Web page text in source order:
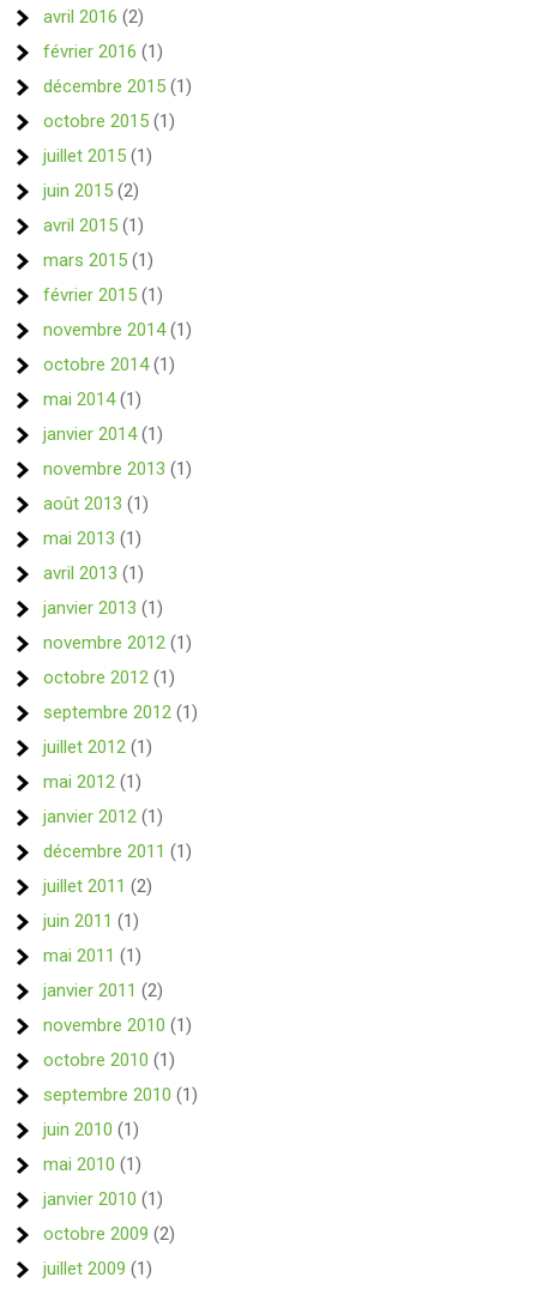
avril 2016 (2)
février 2016 (1)
décembre 2015 (1)
octobre 2015 (1)
juillet 2015 (1)
juin 2015 (2)
avril 2015 (1)
mars 2015 (1)
février 2015 (1)
novembre 2014(1)
octobre 2014(1)
mai 2014(1)
janvier 2014(1)
novembre 2013 (1)
août 2013 (1)
mai 2013 (1)
avril 2013 (1)
janvier 2013 (1)
novembre 2012 (1)
octobre 2012 (1)
septembre 2012 (1)
juillet 2012 (1)
mai 2012 (1)
janvier 2012 (1)
décembre 2011 (1)
juillet 2011 (2)
juin 2011 (1)
mai 2011 (1)
janvier 2011 (2)
novembre 2010 (1)
octobre 2010 (1)
septembre 2010 (1)
juin 2010 (1)
mai 2010 (1)
janvier 2010 (1)
octobre 2009 (2)
juillet 2009 (1)